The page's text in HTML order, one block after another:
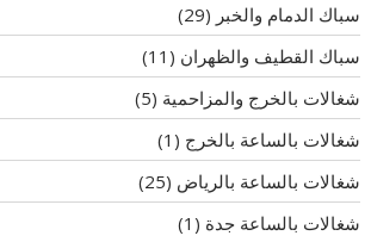
سباك الدمام والخبر (29)
سباك القطيف والظهران (11)
شغالات بالخرج والمزاحمية (5)
شغالات بالساعة بالخرج (1)
شغالات بالساعة بالرياض (25)
شغالات بالساعة جدة (1)